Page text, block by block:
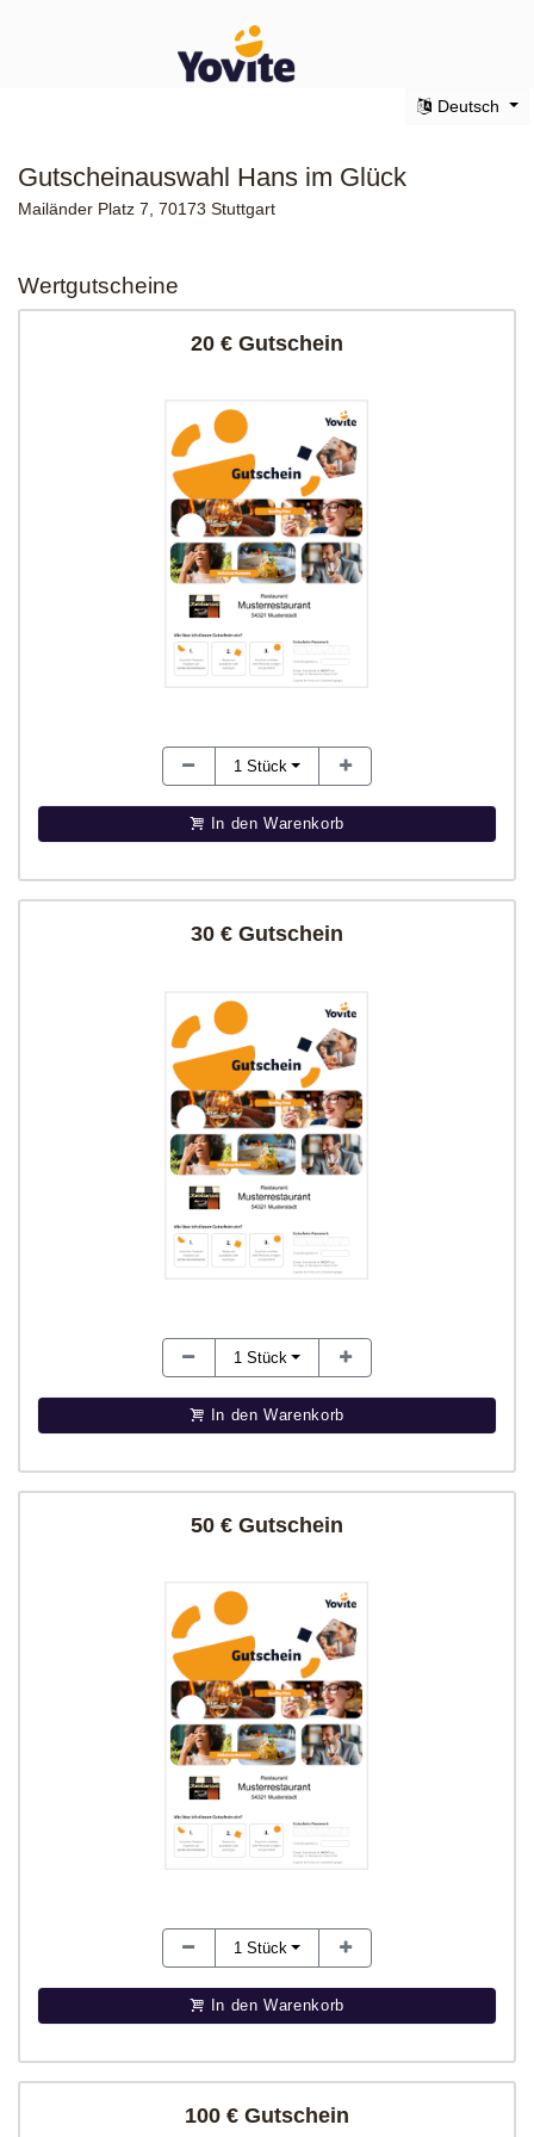
Deutsch
Gutscheinauswahl Hans im Glück
Mailänder Platz 7, 70173 Stuttgart
Wertgutscheine
20 € Gutschein
1 Stück
In den Warenkorb
30 € Gutschein
1 Stück
In den Warenkorb
50 € Gutschein
1 Stück
In den Warenkorb
100 € Gutschein